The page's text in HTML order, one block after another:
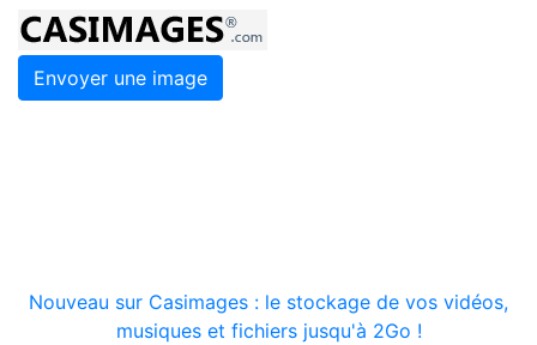
Envoyer une image
Nouveau sur Casimages : le stockage de vos vidéos,
musiques et fichiers jusqu'à 2Go !